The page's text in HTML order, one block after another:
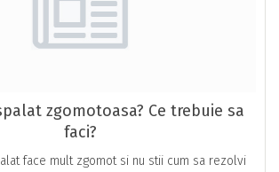
zgomotoasa? Ce trebuie sa
faci?
face mult zgomot si nu stii cum sa rezolvi